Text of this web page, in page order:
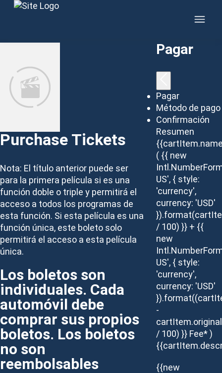
Skip
Purchase Tickets
Nota: El título anterior puede ser
para la primera película si es una
función doble o triple y permitirá el
acceso a todos los programas de
esta función. Si esta película es una
función única, este boleto solo
permitirá el acceso a esta película
única.
Los boletos son
individuales. Cada
automóvil debe
comprar sus propios
boletos. Los boletos
no son
reembolsables
Pagar
Pagar
Método de pago
Confirmación
Resumen
( {{ new
US', { style:
'currency',
currency: 'USD'
/ 100) }} + {{
new
US', { style:
'currency',
currency: 'USD'
-
/ 100) }} Fee* )
{{new